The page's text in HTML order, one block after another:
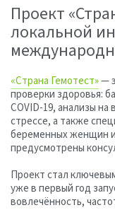
Проект
локальной
«Страна Гемотест»—
проверки здоровья:
COVID-19, анализы
стрессе, а также
беременных женщин
предусмотрены
Проект стал
уже в первый год
вовлечённость,